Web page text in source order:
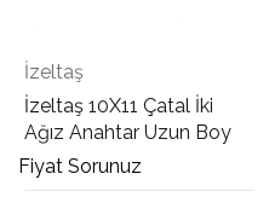
İzeltaş
İzeltaş 10X11 Çatal İki
Ağız Anahtar Uzun Boy
Fiyat Sorunuz